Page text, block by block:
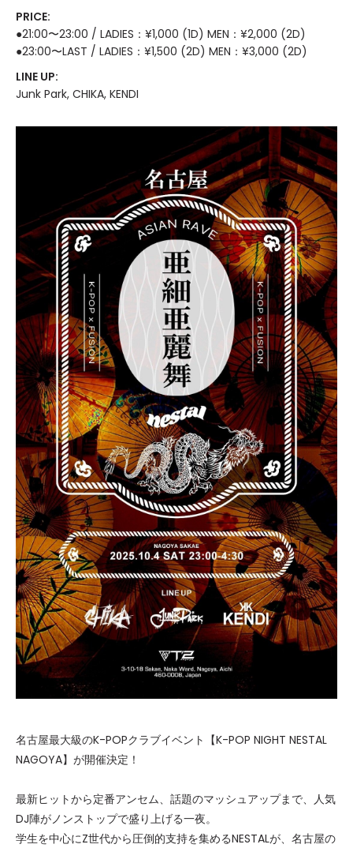
PRICE:
●21:00〜23:00 / LADIES：¥1,000 (1D) MEN：¥2,000 (2D)
●23:00〜LAST / LADIES：¥1,500 (2D) MEN：¥3,000 (2D)
LINE UP:
Junk Park, CHIKA, KENDI
名古屋最大級のK-POPクラブイベント【K-POP NIGHT NESTAL
NAGOYA】が開催決定！
最新ヒットから定番アンセム、話題のマッシュアップまで、人気
DJ陣がノンストップで盛り上げる一夜。
学生を中心にZ世代から圧倒的支持を集めるNESTALが、名古屋の